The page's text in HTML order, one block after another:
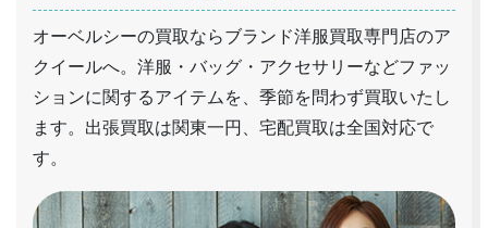
オーベルシーの買取ならブランド洋服買取専門店のア
クイールへ。洋服・バッグ・アクセサリーなどファッ
ションに関するアイテムを、季節を問わず買取いたし
ます。出張買取は関東一円、宅配買取は全国対応で
す。